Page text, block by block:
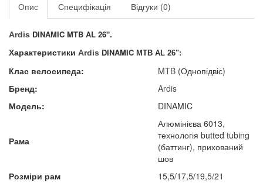
Опис Специфікація Відгуки (0)
Ardis DINAMIC MTB AL 26".
Характеристики Ardis DINAMIC MTB AL 26":
Клас велосипеда: MTB (Однопідвіс)
Бренд:
Ardis
Модель:
DINAMIC
Рама
Алюмінієва 6013,
технологія butted tubing
(баттинг), прихований
шов
Розміри рам
15,5/17,5/19,5/21